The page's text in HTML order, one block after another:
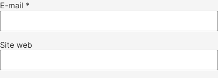
E-mail *
Site web